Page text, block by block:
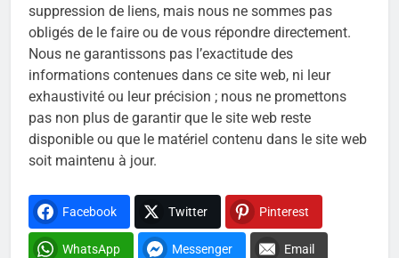
suppression de liens, mais nous ne sommes pas
obligés de le faire ou de vous répondre directement.
Nous ne garantissons pas l’exactitude des
informations contenues dans ce site web, ni leur
exhaustivité ou leur précision ; nous ne promettons
pas non plus de garantir que le site web reste
disponible ou que le matériel contenu dans le site web
soit maintenu à jour.
Facebook Twitter Pinterest
WhatsApp Messenger Email